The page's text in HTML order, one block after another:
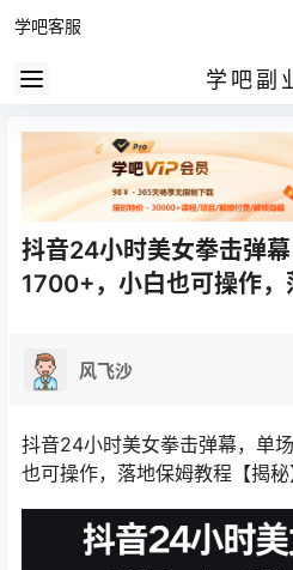
学吧客服
学吧副
抖音24小时美女拳击弹
1700+，小白也可操作，
风飞沙
抖音24小时美女拳击弹幕，单
也可操作，落地保姆教程【揭秘